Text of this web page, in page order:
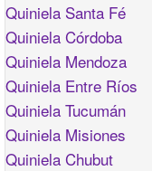
Quiniela Santa Fé
Quiniela Córdoba
Quiniela Mendoza
Quiniela Entre Ríos
Quiniela Tucumán
Quiniela Misiones
Quiniela Chubut